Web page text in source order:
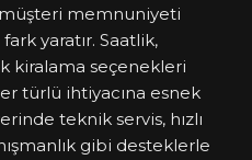
memnuniyeti
yaratır. Saatlik,
kiralama seçenekleri
türlü ihtiyacına esnek
teknik servis, hızlı
gibi desteklerle